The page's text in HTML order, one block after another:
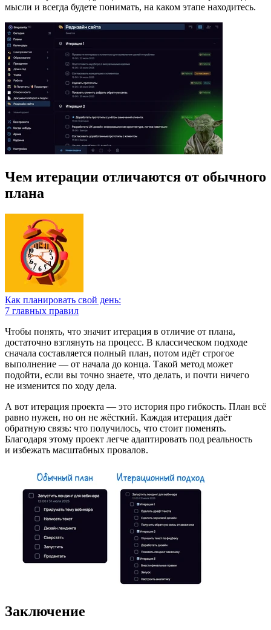
мысли и всегда будете понимать, на каком этапе находитесь.
Чем итерации отличаются от обычного
плана
Как планировать свой день:
7 главных правил
Чтобы понять, что значит итерация в отличие от плана,
достаточно взглянуть на процесс. В классическом подходе
сначала составляется полный план, потом идёт строгое
выполнение — от начала до конца. Такой метод может
подойти, если вы точно знаете, что делать, и почти ничего
не изменится по ходу дела.
А вот итерация проекта — это история про гибкость. План всё
равно нужен, но он не жёсткий. Каждая итерация даёт
обратную связь: что получилось, что стоит поменять.
Благодаря этому проект легче адаптировать под реальность
и избежать масштабных провалов.
Заключение